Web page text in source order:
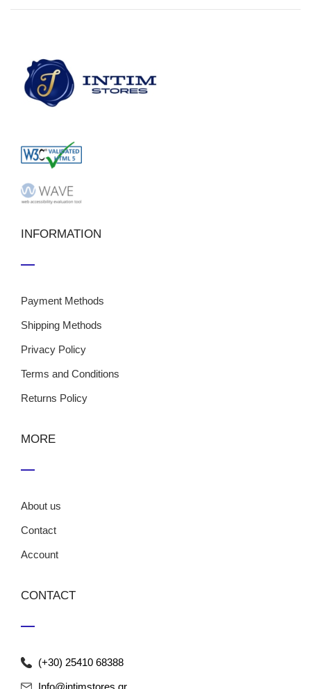
INFORMATION
Payment Methods
Shipping Methods
Privacy Policy
Terms and Conditions
Returns Policy
MORE
About us
Contact
Account
CONTACT
(+30) 25410 68388
Info@intimstores.gr